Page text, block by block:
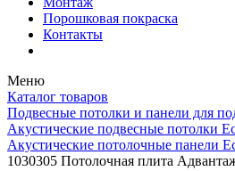
Порошковая покраска
Контакты
Меню
Каталог товаров
Подвесные потолки и панели для
Акустические подвесные потолки
Акустические потолочные панели
1030305 Потолочная плита